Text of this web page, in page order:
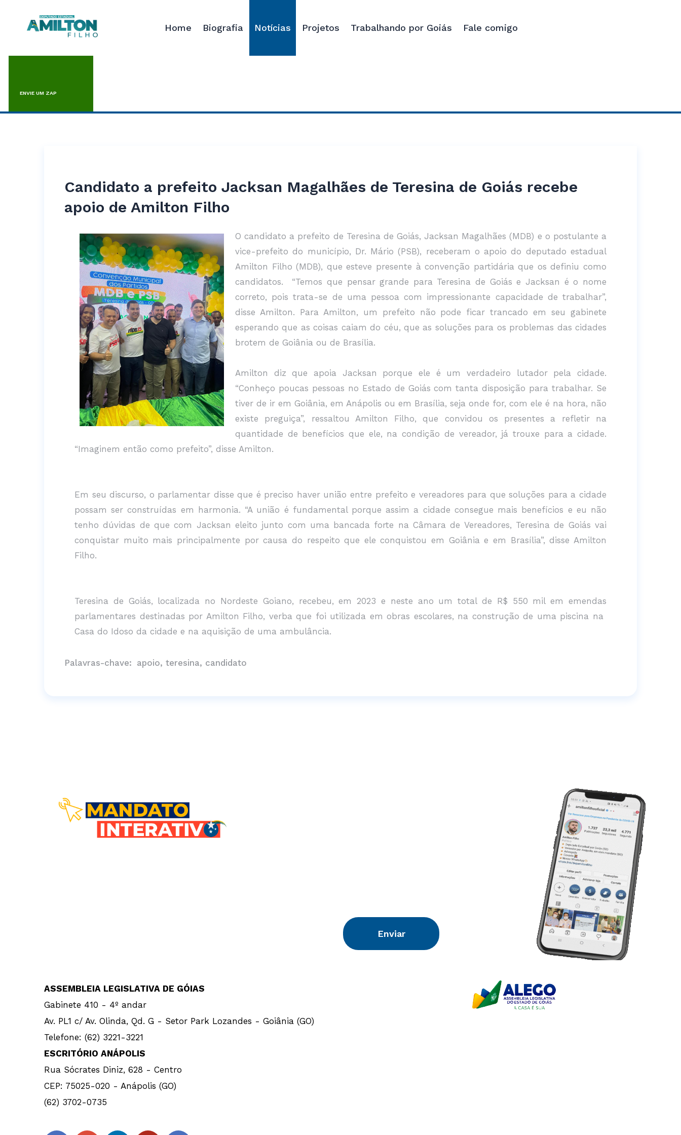
Home Biografia Notícias Projetos Trabalhando por Goiás Fale comigo
ENVIE UM ZAP
Candidato a prefeito Jacksan Magalhães de Teresina de Goiás recebe
apoio de Amilton Filho
O candidato a prefeito de Teresina de Goiás, Jacksan Magalhães (MDB) e o postulante a
vice-prefeito do município, Dr. Mário (PSB), receberam o apoio do deputado estadual
Amilton Filho (MDB), que esteve presente à convenção partidária que os definiu como
candidatos. “Temos que pensar grande para Teresina de Goiás e Jacksan é o nome
correto, pois trata-se de uma pessoa com impressionante capacidade de trabalhar”,
disse Amilton. Para Amilton, um prefeito não pode ficar trancado em seu gabinete
esperando que as coisas caiam do céu, que as soluções para os problemas das cidades
brotem de Goiânia ou de Brasília.
Amilton diz que apoia Jacksan porque ele é um verdadeiro lutador pela cidade.
“Conheço poucas pessoas no Estado de Goiás com tanta disposição para trabalhar. Se
tiver de ir em Goiânia, em Anápolis ou em Brasília, seja onde for, com ele é na hora, não
existe preguiça”, ressaltou Amilton Filho, que convidou os presentes a refletir na
quantidade de benefícios que ele, na condição de vereador, já trouxe para a cidade.
“Imaginem então como prefeito”, disse Amilton.
Em seu discurso, o parlamentar disse que é preciso haver união entre prefeito e vereadores para que soluções para a cidade
possam ser construídas em harmonia. “A união é fundamental porque assim a cidade consegue mais benefícios e eu não
tenho dúvidas de que com Jacksan eleito junto com uma bancada forte na Câmara de Vereadores, Teresina de Goiás vai
conquistar muito mais principalmente por causa do respeito que ele conquistou em Goiânia e em Brasília”, disse Amilton
Filho.
Teresina de Goiás, localizada no Nordeste Goiano, recebeu, em 2023 e neste ano um total de R$ 550 mil em emendas
parlamentares destinadas por Amilton Filho, verba que foi utilizada em obras escolares, na construção de uma piscina na
Casa do Idoso da cidade e na aquisição de uma ambulância.
Palavras-chave: apoio, teresina, candidato
Enviar
ASSEMBLEIA LEGISLATIVA DE GÓIAS
Gabinete 410 - 4º andar
Av. PL1 c/ Av. Olinda, Qd. G - Setor Park Lozandes - Goiânia (GO)
Telefone: (62) 3221-3221
ESCRITÓRIO ANÁPOLIS
Rua Sócrates Diniz, 628 - Centro
CEP: 75025-020 - Anápolis (GO)
(62) 3702-0735